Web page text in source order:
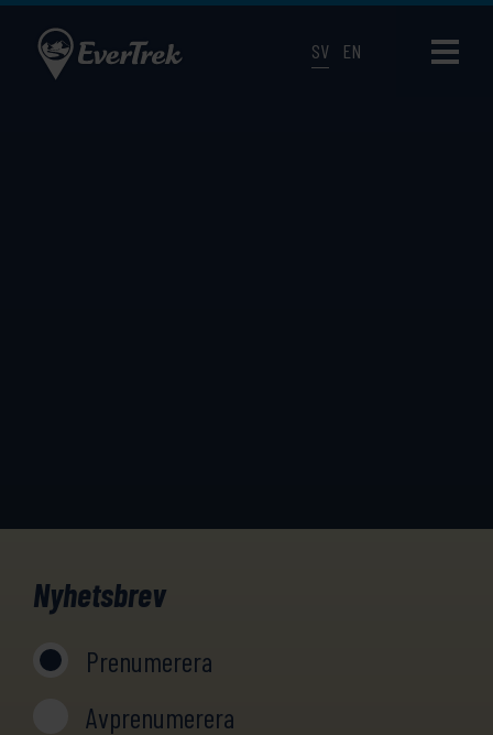
SV EN
Nyhetsbrev
Prenumerera
Avprenumerera